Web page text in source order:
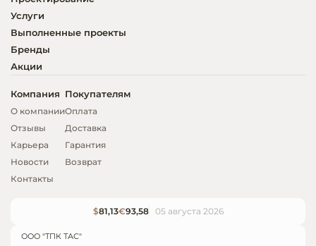
Услуги
Выполненные проекты
Бренды
Акции
Компания
О компании
Отзывы
Карьера
Новости
Контакты
Покупателям
Оплата
Доставка
Гарантия
Возврат
$81,13€93,58 05 августа 2026
ООО "ТПК ТАС"